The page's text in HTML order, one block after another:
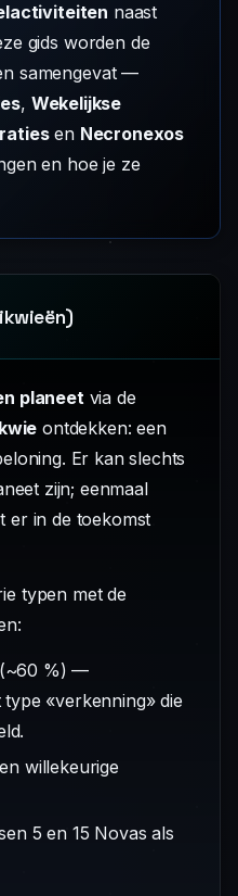
naast
gids worden de
samengevat —
, Wekelijkse
en Necronexos
en hoe je ze
planeet via de
ontdekken: een
Er kan slechts
zijn; eenmaal
er in de toekomst
typen met de
%) —
«verkenning» die
willekeurige
5 en 15 Novas als